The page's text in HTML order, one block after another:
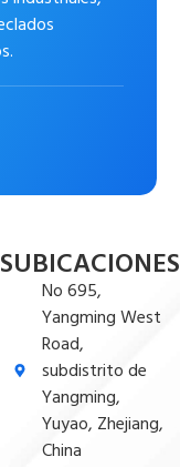
UBICACIONES
No 695,
Yangming West
Road,
subdistrito de
Yangming,
Yuyao, Zhejiang,
China